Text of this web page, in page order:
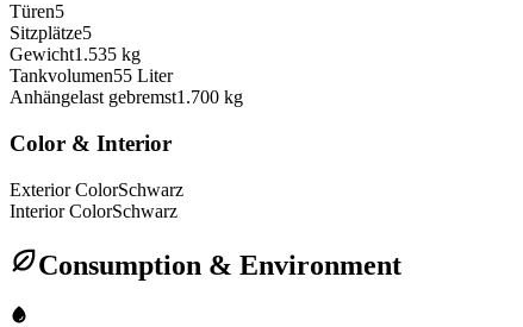
Türen5
Sitzplätze5
Gewicht1.535 kg
Tankvolumen55 Liter
Anhängelast gebremst1.700 kg
Color & Interior
Exterior ColorSchwarz
Interior ColorSchwarz
Consumption & Environment